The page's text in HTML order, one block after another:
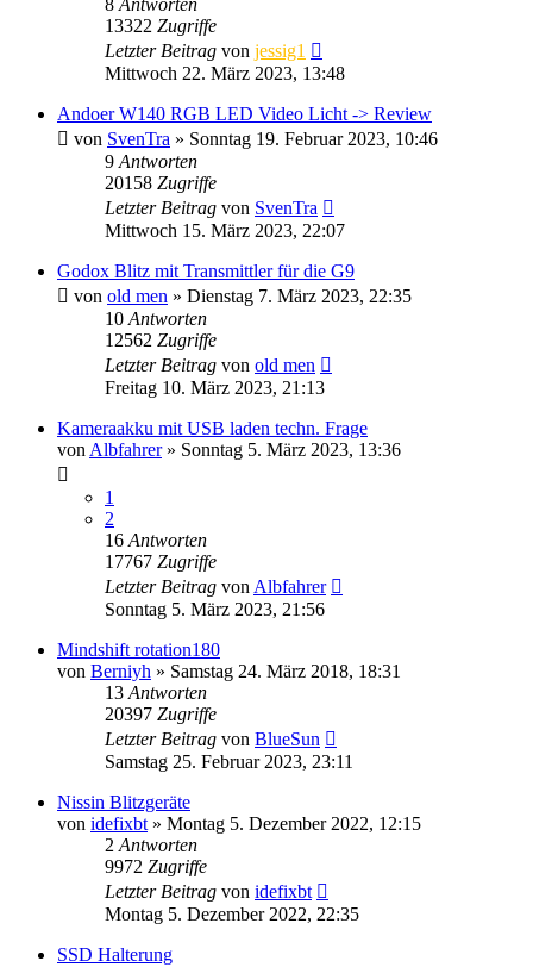
13322 Zugriffe
Letzter Beitrag von jessig1
Mittwoch 22. März 2023, 13:48
Andoer W140 RGB LED Video Licht -> Review
von SvenTra » Sonntag 19. Februar 2023, 10:46
9 Antworten
20158 Zugriffe
Letzter Beitrag von SvenTra
Mittwoch 15. März 2023, 22:07
Godox Blitz mit Transmittler für die G9
von old men » Dienstag 7. März 2023, 22:35
10 Antworten
12562 Zugriffe
Letzter Beitrag von old men
Freitag 10. März 2023, 21:13
Kameraakku mit USB laden techn. Frage
von Albfahrer» Sonntag 5. März 2023, 13:36
1
2
16 Antworten
17767 Zugriffe
Letzter Beitrag von Albfahrer
Sonntag 5. März 2023, 21:56
Mindshift rotation180
von Berniyh » Samstag 24. März 2018, 18:31
13 Antworten
20397 Zugriffe
Letzter Beitrag von BlueSun
Samstag 25. Februar 2023, 23:11
Nissin Blitzgeräte
von idefixbt » Montag 5. Dezember 2022, 12:15
2 Antworten
9972 Zugriffe
Letzter Beitrag von idefixbt
Montag 5. Dezember 2022, 22:35
SSD Halterung